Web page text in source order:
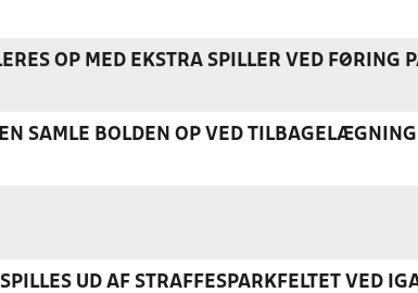
OP MED EKSTRA SPILLER VED FØRING
SAMLE BOLDEN OP VED TILBAGELÆGNING
UD AF STRAFFESPARKFELTET VED